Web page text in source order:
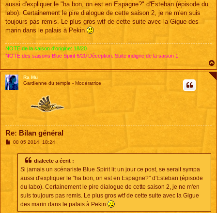
aussi d'expliquer le "ha bon, on est en Espagne?" d'Esteban (épisode du
labo). Certainement le pire dialogue de cette saison 2, je ne m'en suis
toujours pas remis. Le plus gros wtf de cette suite avec la Gigue des
marin dans le palais à Pekin
NOTE de la saison d'origine: 18/20
NOTE des saisons Blue Spirit 6/20 Déception. Suite indigne de la saison 1
Ra Mu
Gardienne du temple - Modératrice
Re: Bilan général
M08 05 2014, 18:24
dialecte a écrit :
Si jamais un scénariste Blue Spirit lit un jour ce post, se serait sympa
aussi d'expliquer le "ha bon, on est en Espagne?" d'Esteban (épisode
du labo). Certainement le pire dialogue de cette saison 2, je ne m'en
suis toujours pas remis. Le plus gros wtf de cette suite avec la Gigue
des marin dans le palais à Pekin